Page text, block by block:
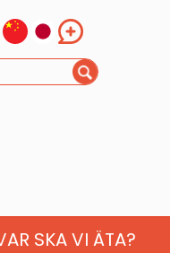
SKA VI ÄTA?